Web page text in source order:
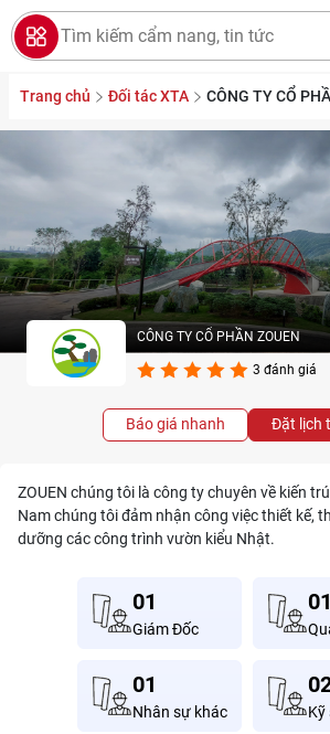
Trang chủ Đối tác XTA CÔNG TY CỔ
CÔNG TY CỔ PHẦN ZOUEN
3 đánh giá
Báo giá nhanh Đặt lịch
ZOUEN chúng tôi là công ty chuyên về kiến
Nam chúng tôi đảm nhận công việc thiết kế,
dưỡng các công trình vườn kiểu Nhật.
01
Giám Đốc
01
01
Nhân sự khác Kỹ